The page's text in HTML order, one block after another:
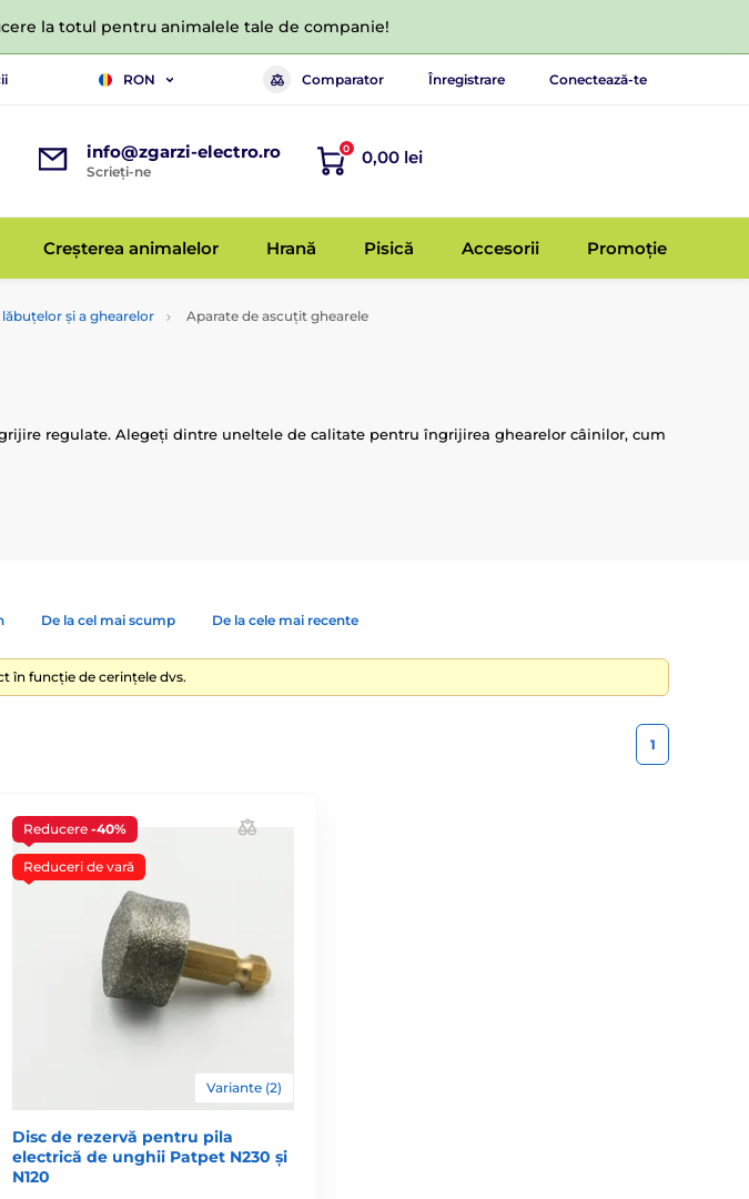
la totul pentru animalele tale de companie!
RON Comparator Înregistrare Conectează-te
info@zgarzi-electro.ro
Scrieți-ne
0 0,00 lei
Creșterea animalelor Hrană Pisică Accesorii Promoție
și a ghearelor Aparate de ascuțit ghearele
regulate. Alegeți dintre uneltele de calitate pentru îngrijirea ghearelor câinilor, cum
De la cel mai scump De la cele mai recente
în funcție de cerințele dvs.
1
Reducere -40%
Reduceri de vară
Variante (2)
Disc de rezervă pentru pila
electrică de unghii Patpet N230 și
N120